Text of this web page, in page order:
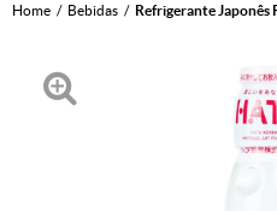
Home Bebidas Refrigerante Japonês